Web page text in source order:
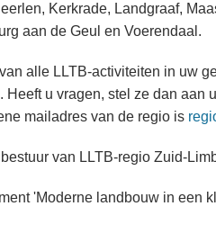
Kerkrade, Landgraaf,
aan de Geul en Voerendaal.
alle LLTB-activiteiten in uw
u vragen, stel ze dan aan
mailadres van de regio is
van LLTB-regio Zuid-
'Moderne landbouw in een